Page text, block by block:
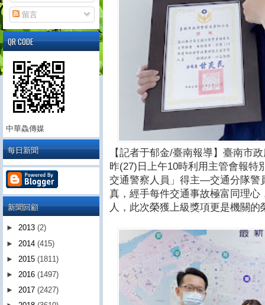
【記者于郁金/臺南報導】臺南市
昨(27)日上午10時利用主管會報特
交通警察人員」得主—交通分隊警
真，經手每件交通事故極富同理
人，此次榮獲上級獎項更是機關
留言
QR CODE
中華鱻傳媒
每日新聞
新聞回顧
► 2013 (2)
► 2014 (415)
► 2015 (1811)
► 2016 (1497)
► 2017 (2427)